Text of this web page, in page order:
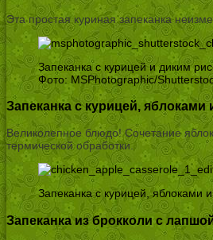
Эта простая куриная запеканка
Запеканка с курицей и диким
Фото: MSPhotographic/
Запеканка с курицей,
Великолепное блюдо! Сочетание
термической обработки.
Запеканка с курицей, яблоками
Запеканка из брокколи с